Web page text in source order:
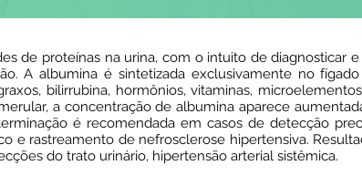
de proteínas na urina, com o intuito de diagnosticar
A albumina é sintetizada exclusivamente no
bilirrubina, hormônios, vitaminas,
a concentração de albumina aparece
é recomendada em casos de detecção
e rastreamento de nefrosclerose hipertensiva.
do trato urinário, hipertensão arterial sistêmica.